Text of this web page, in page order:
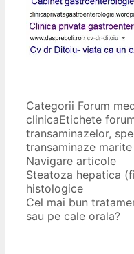
Categorii Forum
clinicaEtichete
transaminazelor,
transaminaze marite
Navigare articole
Steatoza hepatica
histologice
Cel mai bun
sau pe cale orala?